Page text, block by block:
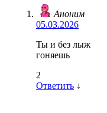
Аноним
05.03.2026
Ты и без лыж
гоняешь
2
Ответить ↓